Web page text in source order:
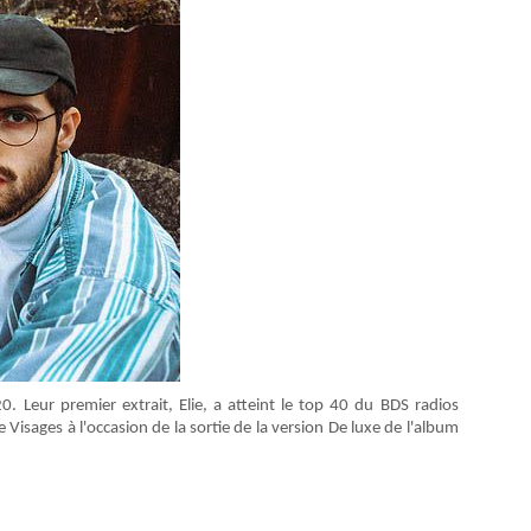
Leur premier extrait, Elie, a atteint le top 40 du BDS radios
à l'occasion de la sortie de la version De luxe de l'album